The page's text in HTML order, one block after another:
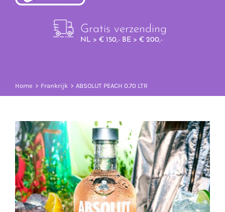
Gratis verzending
NL > € 150,- BE > € 200,-
Home Frankrijk ABSOLUT PEACH 0.70 LTR